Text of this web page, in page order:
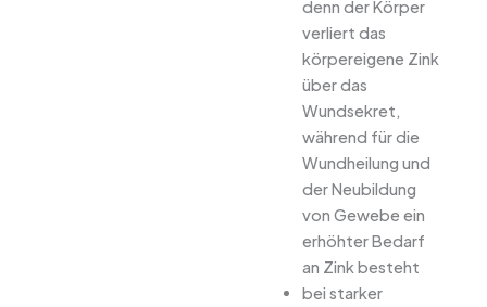
denn der Körper
verliert das
körpereigene Zink
über das
Wundsekret,
während für die
Wundheilung und
der Neubildung
von Gewebe ein
erhöhter Bedarf
an Zink besteht
bei starker